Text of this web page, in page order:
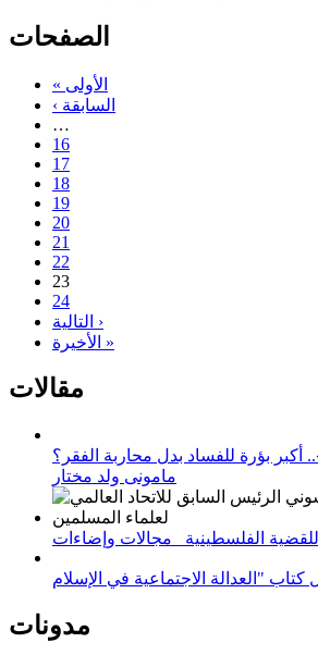
الصفحات
« الأولى
‹ السابقة
…
16
17
18
19
20
21
22
23
24
التالية ›
الأخيرة »
مقالات
بؤرة للفساد بدل محاربة الفقر؟
مامونى ولد مختار
للقضية الفلسطينية_ مجالات وإضاءات
مدونات